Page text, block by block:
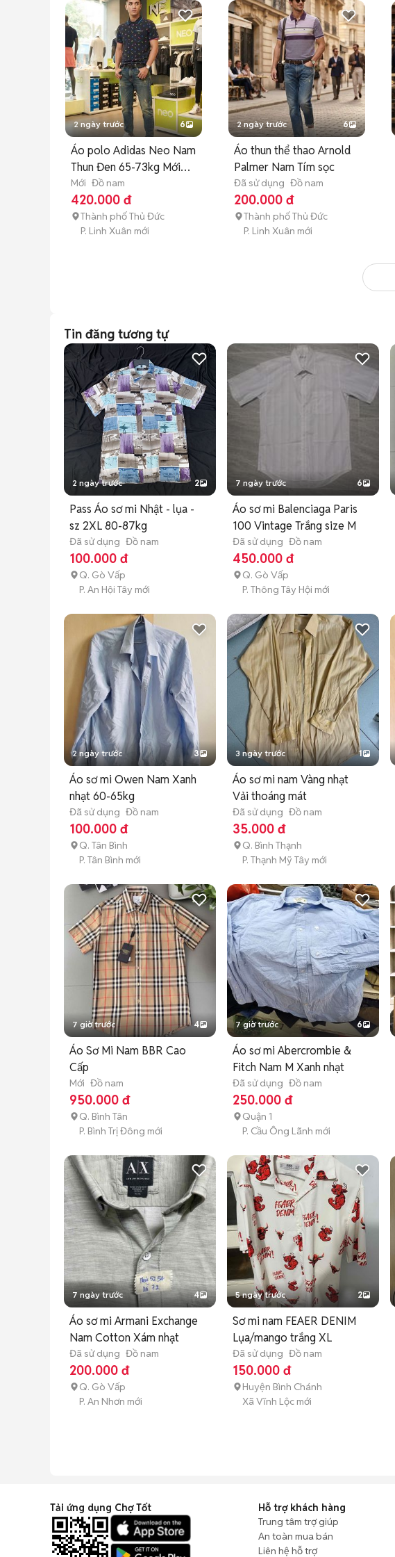
2 ngày trước 6
Áo polo Adidas Neo Nam
Thun Đen 65-73kg Mới
99%
Mới Đồ nam
420.000 đ
Thành phố Thủ Đức
P. Linh Xuân mới
2 ngày trước 6
Áo thun thể thao Arnold
Palmer Nam Tím sọc
Đã sử dụng Đồ nam
200.000 đ
Thành phố Thủ Đức
P. Linh Xuân mới
Tin đăng tương tự
2 ngày trước 2
Pass Áo sơ mi Nhật - lụa -
sz 2XL 80-87kg
Đã sử dụng Đồ nam
100.000 đ
Q. Gò Vấp
P. An Hội Tây mới
7 ngày trước 6
Áo sơ mi Balenciaga Paris
100 Vintage Trắng size M
Đã sử dụng Đồ nam
450.000 đ
Q. Gò Vấp
P. Thông Tây Hội mới
2 ngày trước 3
Áo sơ mi Owen Nam Xanh
nhạt 60-65kg
Đã sử dụng Đồ nam
100.000 đ
Q. Tân Bình
P. Tân Bình mới
3 ngày trước 1
Áo sơ mi nam Vàng nhạt
Vải thoáng mát
Đã sử dụng Đồ nam
35.000 đ
Q. Bình Thạnh
P. Thạnh Mỹ Tây mới
7 giờ trước 4
Áo Sơ Mi Nam BBR Cao
Cấp
Mới Đồ nam
950.000 đ
Q. Bình Tân
P. Bình Trị Đông mới
7 giờ trước 6
Áo sơ mi Abercrombie &
Fitch Nam M Xanh nhạt
Đã sử dụng Đồ nam
250.000 đ
Quận 1
P. Cầu Ông Lãnh mới
7 ngày trước 4
Áo sơ mi Armani Exchange
Nam Cotton Xám nhạt
Đã sử dụng Đồ nam
200.000 đ
Q. Gò Vấp
P. An Nhơn mới
5 ngày trước 2
Sơ mi nam FEAER DENIM
Lụa/mango trắng XL
Đã sử dụng Đồ nam
150.000 đ
Huyện Bình Chánh
Xã Vĩnh Lộc mới
Tải ứng dụng Chợ Tốt
Hỗ trợ khách hàng
Trung tâm trợ giúp
An toàn mua bán
Liên hệ hỗ trợ